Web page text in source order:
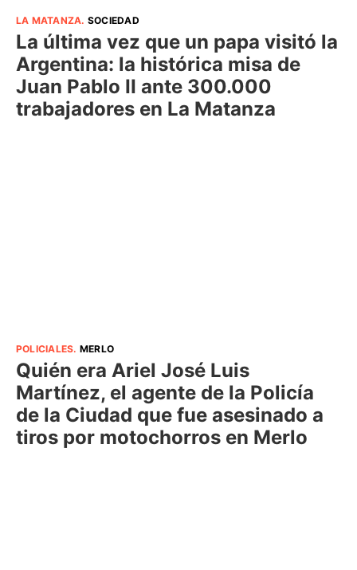
LA MATANZA. SOCIEDAD
La última vez que un papa visitó la
Argentina: la histórica misa de
Juan Pablo II ante 300.000
trabajadores en La Matanza
POLICIALES. MERLO
Quién era Ariel José Luis
Martínez, el agente de la Policía
de la Ciudad que fue asesinado a
tiros por motochorros en Merlo